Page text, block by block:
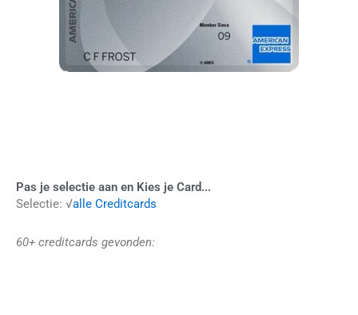
Pas je selectie aan en Kies je Card...
Selectie: √alle Creditcards
60+ creditcards gevonden: